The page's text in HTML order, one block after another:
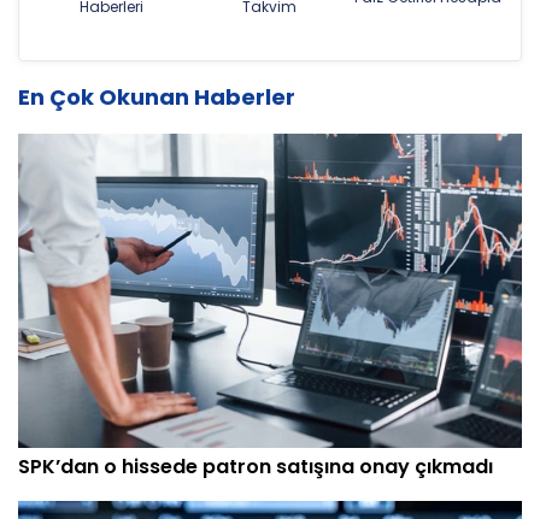
Haberleri Takvim
En Çok Okunan Haberler
SPK’dan o hissede patron satışına onay çıkmadı